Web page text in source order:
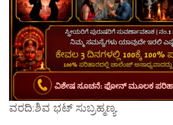
ವರದಿ:ಶಿವ ಭಟ್ ಸುಬ್ರಹ್ಮಣ್ಯ.